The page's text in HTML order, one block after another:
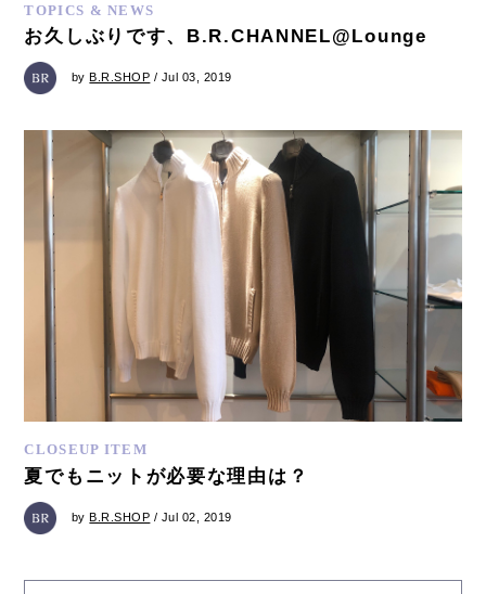
TOPICS & NEWS
お久しぶりです、B.R.CHANNEL@Lounge
by B.R.SHOP / Jul 03, 2019
CLOSEUP ITEM
夏でもニットが必要な理由は？
byB.R.SHOP / Jul 02, 2019